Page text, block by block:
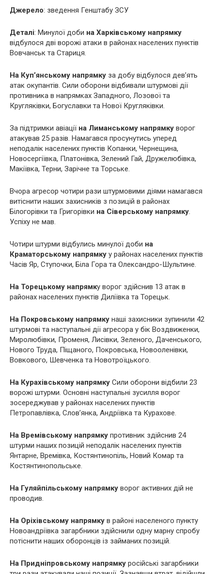
Джерело: зведення Генштабу ЗСУ
Деталі: Минулої доби на Харківському напрямку
відбулося дві ворожі атаки в районах населених пунктів
Вовчанськ та Стариця.
На Куп’янському напрямку за добу відбулося дев’ять
атак окупантів. Сили оборони відбивали штурмові дії
противника в напрямках Западного, Лозової та
Кругляківки, Богуславки та Нової Кругляківки.
За підтримки авіації на Лиманському напрямку ворог
атакував 25 разів. Намагався просунутись уперед
неподалік населених пунктів Копанки, Чернещина,
Новосергіївка, Платонівка, Зелений Гай, Дружелюбівка,
Макіївка, Терни, Зарічне та Торське.
Вчора агресор чотири рази штурмовими діями намагався
витіснити наших захисників з позицій в районах
Білогорівки та Григорівки на Сіверському напрямку.
Успіху не мав.
Чотири штурми відбулись минулої доби на
Краматорському напрямку у районах населених пунктів
Часів Яр, Ступочки, Біла Гора та Олександро-Шультине.
На Торецькому напрямку ворог здійснив 13 атак в
районах населених пунктів Диліївка та Торецьк.
На Покровському напрямку наші захисники зупинили 42
штурмові та наступальні дії агресора у бік Воздвиженки,
Миролюбівки, Променя, Лисівки, Зеленого, Даченського,
Нового Труда, Піщаного, Покровська, Новооленівки,
Вовкового, Шевченка та Новотроїцького.
На Курахівському напрямку Сили оборони відбили 23
ворожі штурми. Основні наступальні зусилля ворог
зосереджував у районах населених пунктів
Петропавлівка, Слов’янка, Андріївка та Курахове.
На Времівському напрямку противник здійснив 24
штурми наших позицій неподалік населених пунктів
Янтарне, Времівка, Костянтинопіль, Новий Комар та
Костянтинопольське.
На Гуляйпільському напрямку ворог активних дій не
проводив.
На Оріхівському напрямку в районі населеного пункту
Новоандріївка загарбники здійснили одну марну спробу
потіснити наших оборонців із займаних позицій.
На Придніпровському напрямку російські загарбники